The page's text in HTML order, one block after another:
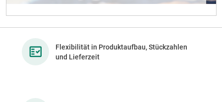
Flexibilität in Produktaufbau, Stückzahlen
und Lieferzeit